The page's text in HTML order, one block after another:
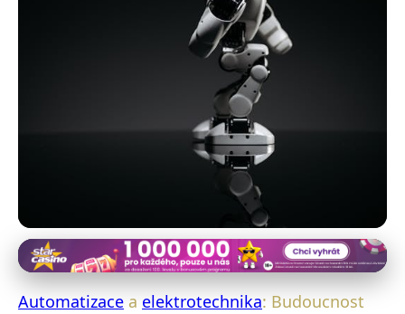
Elektronika v průmyslové automatizaci
Automatizace a Elektrotechnika:
Automatizace a elektrotechnika: Budoucnost